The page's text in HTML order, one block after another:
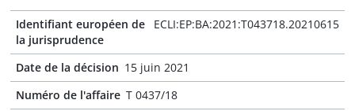
Identifiant européen de
la jurisprudence
ECLI:EP:BA:2021:T043718.20210615
Date de la décision 15 juin 2021
Numéro de l'affaire T 0437/18